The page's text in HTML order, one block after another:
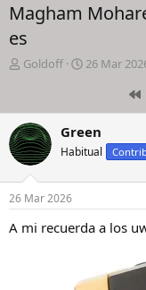
Magham
es
I
c
i
a
d
o
r
d
e
Goldoff
F
h
a
e
i
c
26 Mar
Green
Habitual
26 Mar 2026
A mi recuerda a los